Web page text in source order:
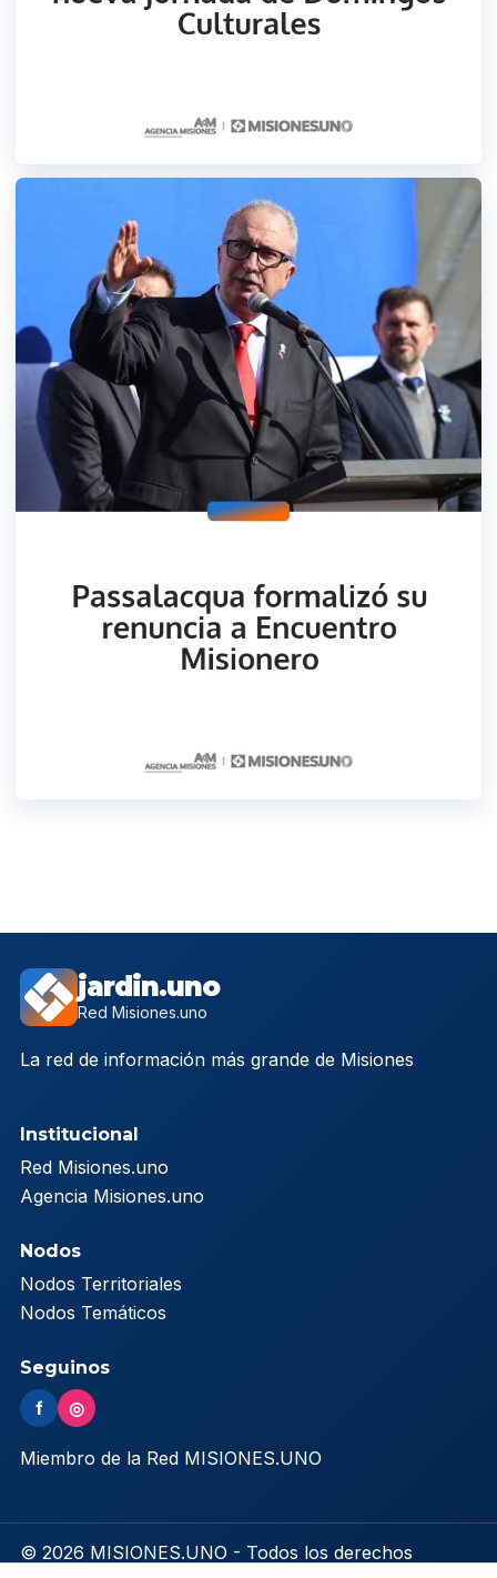
jardin.uno
Red Misiones.uno
La red de información más grande de Misiones
Institucional
Red Misiones.uno
Agencia Misiones.uno
Nodos
Nodos Territoriales
Nodos Temáticos
Seguinos
f ◎
Miembro de la Red MISIONES.UNO
© 2026 MISIONES.UNO - Todos los derechos